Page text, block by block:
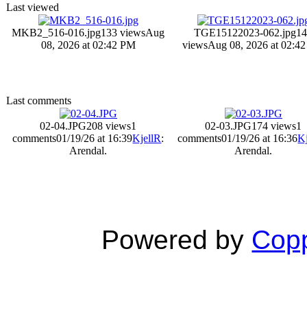
Last viewed
MKB2_516-016.jpg133 viewsAug
08, 2026 at 02:42 PM
TGE15122023-062.jpg
viewsAug 08, 2026 at
Last comments
02-04.JPG208 views1
comments01/19/26 at 16:39KjellR:
Arendal.
02-03.JPG174 views1
comments01/19/26 at 16:36
Arendal.
Powered by